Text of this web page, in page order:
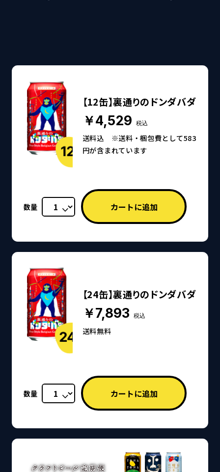
【12缶】裏通りのドンダバダ
￥4,529 税込
送料込 ※送料・梱包費として583
円が含まれています
数量
【24缶】裏通りのドンダバダ
￥7,893 税込
送料無料
数量